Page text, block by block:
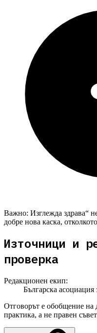
Важно: Изглежда здрава“
добре нова каска,
Източници и
проверка
Редакционен екип:
Българска асоциация
Отговорът е обобщение на
практика, а не правен